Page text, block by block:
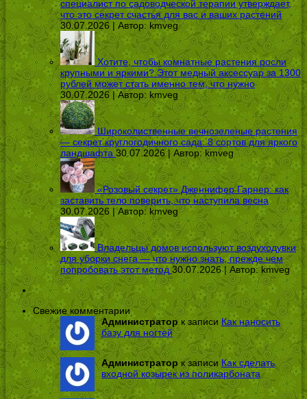
специалист по садоводческой терапии утверждает,
что это секрет счастья для вас и ваших растений
30.07.2026 | Автор:kmveg
Хотите, чтобы комнатные растения росли
крупными и яркими? Этот медный аксессуар за 1300
рублей может стать именно тем, что нужно
30.07.2026 | Автор: kmveg
Широколиственные вечнозеленые растения
— секрет круглогодичного сада: 8 сортов для яркого
ландшафта 30.07.2026 | Автор:kmveg
«Розовый секрет» Дженнифер Гарнер: как
заставить тело поверить, что наступила весна
30.07.2026 | Автор: kmveg
Владельцы домов используют воздуходувки
для уборки снега — что нужно знать, прежде чем
попробовать этот метод 30.07.2026 | Автор:kmveg
Свежие комментарии
Администраторк записи Как наносить
базу для ногтей
Администраторк записи Как сделать
входной козырек из поликарбоната